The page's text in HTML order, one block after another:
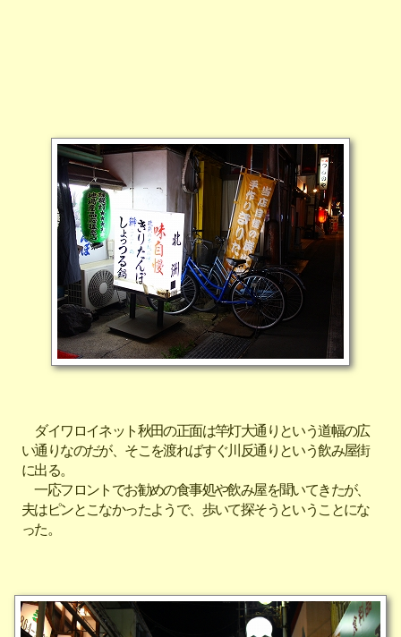
ダイワロイネット秋田の正面は竿灯大通りという道幅の広
い通りなのだが、そこを渡ればすぐ川反通りという飲み屋街
に出る。
一応フロントでお勧めの食事処や飲み屋を聞いてきたが、
夫はピンとこなかったようで、歩いて探そうということにな
った。